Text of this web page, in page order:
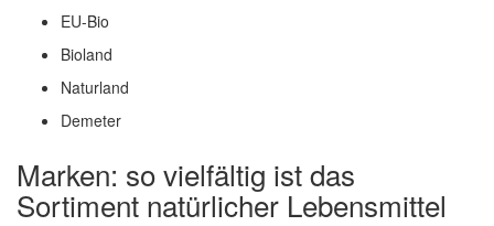
EU-Bio
Bioland
Naturland
Demeter
Marken: so vielfältig ist das
Sortiment natürlicher Lebensmittel